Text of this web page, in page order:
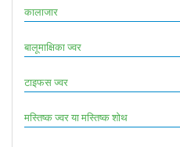
कालाजार
बालूमाक्षिका ज्वर
टाइफस ज्वर
मस्तिष्क ज्वर या मस्तिष्क शोथ